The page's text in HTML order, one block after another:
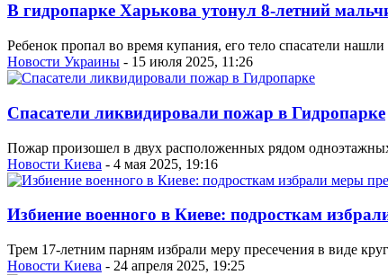
В гидропарке Харькова утонул 8-летний
Ребенок пропал во время купания, его тело спасатели
Новости Украины - 15 июля 2025, 11:26
Спасатели ликвидировали пожар в Гидропарке
Пожар произошел в двух расположенных рядом
Новости Киева - 4 мая 2025, 19:16
Избиение военного в Киеве: подросткам
Трем 17-летним парням избрали меру пресечения в виде
Новости Киева - 24 апреля 2025, 19:25